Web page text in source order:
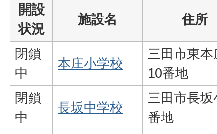
開設
状況
施設名 住所
閉鎖
中
本庄小学校
三田市東本
10番地
閉鎖
中
長坂中学校
三田市長坂
番地